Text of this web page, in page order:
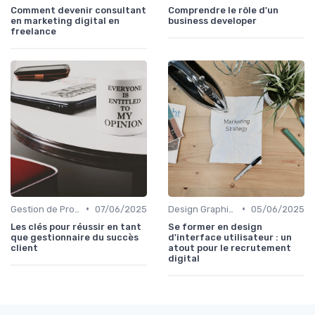
Comment devenir consultant
en marketing digital en
freelance
Comprendre le rôle d'un
business developer
• 07/06/2025
Les clés pour réussir en tant
que gestionnaire du succès
client
• 05/06/2025
Se former en design
d'interface utilisateur : un
atout pour le recrutement
digital